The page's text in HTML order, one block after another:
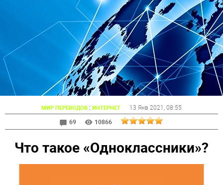
МИР ПЕРЕВОДОВ : ИНТЕРНЕТ 13 Янв 2021 , 08:55
69
10866
Что такое «Одноклассники»?